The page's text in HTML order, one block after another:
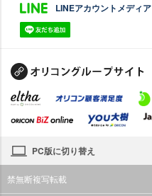
LINEアカウントメディア
PC版に切り替え
禁無断複写転載